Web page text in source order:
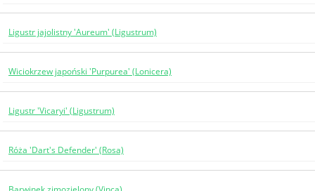
Ligustr jajolistny 'Aureum' (Ligustrum)
Wiciokrzew japoński 'Purpurea' (Lonicera)
Ligustr 'Vicaryi' (Ligustrum)
Róża 'Dart's Defender' (Rosa)